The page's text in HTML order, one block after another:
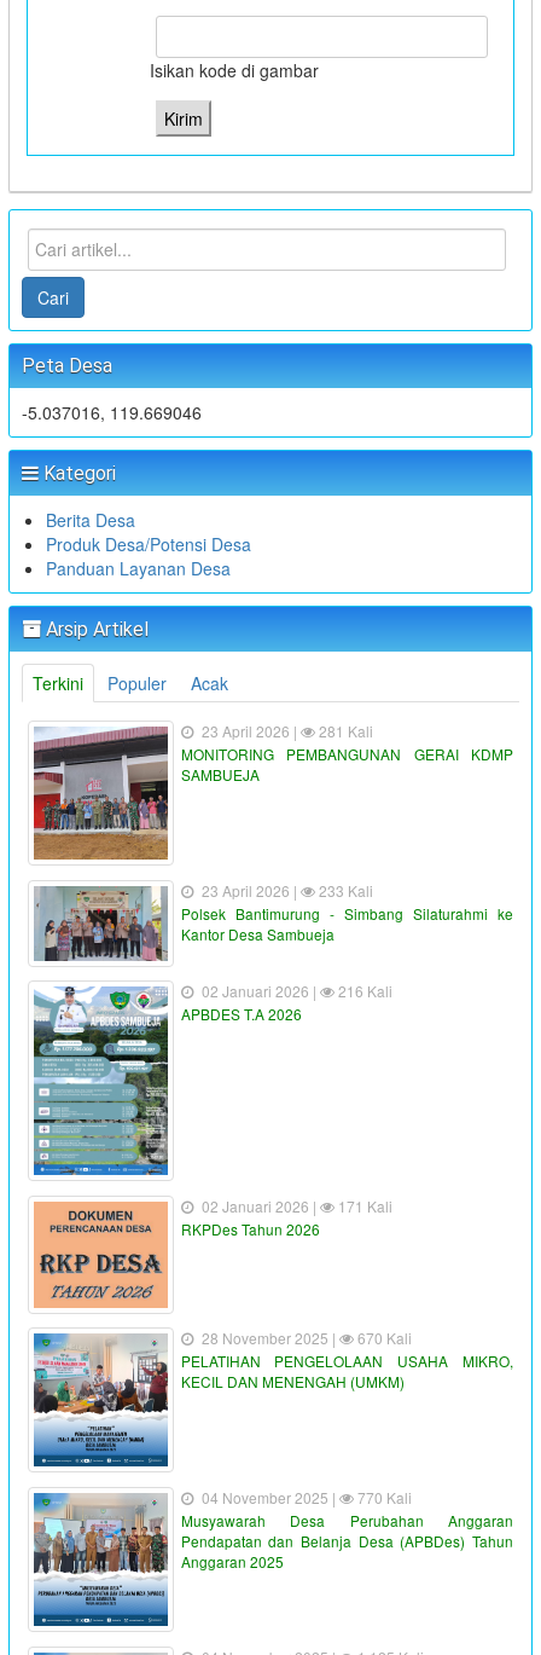
Isikan kode di gambar
Cari
Peta Desa
-5.037016, 119.669046
Kategori
Berita Desa
Produk Desa/Potensi Desa
Panduan Layanan Desa
Arsip Artikel
Terkini Populer Acak
23 April 2026 |
281 Kali
MONITORING PEMBANGUNAN GERAI KDMP
SAMBUEJA
23 April 2026 |
233 Kali
Polsek Bantimurung - Simbang Silaturahmi ke
Kantor Desa Sambueja
02 Januari 2026 |
216 Kali
APBDES T.A 2026
02 Januari 2026 |
171 Kali
RKPDes Tahun 2026
28 November 2025 |
670 Kali
PELATIHAN PENGELOLAAN USAHA MIKRO,
KECIL DAN MENENGAH (UMKM)
04 November 2025 |
770 Kali
Musyawarah Desa Perubahan Anggaran
Pendapatan dan Belanja Desa (APBDes) Tahun
Anggaran 2025